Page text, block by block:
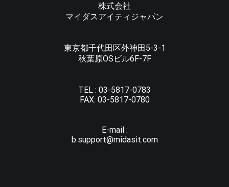
株式会社
マイダスアイティジャパン
東京都千代田区外神田5-3-1
秋葉原OSビル6F-7F
TEL : 03-5817-0783
FAX: 03-5817-0780
E-mail :
b.support@midasit.com